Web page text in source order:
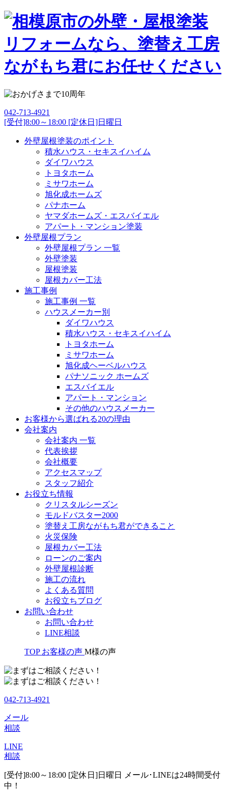
042-713-4921
[受付]8:00～18:00 [定休日]日曜日
外壁屋根塗装のポイント
積水ハウス・セキスイハイム
ダイワハウス
トヨタホーム
ミサワホーム
旭化成ホームズ
パナホーム
ヤマダホームズ・エスバイエル
アパート・マンション塗装
外壁屋根プラン
外壁屋根プラン 一覧
外壁塗装
屋根塗装
屋根カバー工法
施工事例
施工事例 一覧
ハウスメーカー別
ダイワハウス
積水ハウス・セキスイハイム
トヨタホーム
ミサワホーム
旭化成ヘーベルハウス
パナソニック ホームズ
エスバイエル
アパート・マンション
その他のハウスメーカー
お客様から選ばれる20の理由
会社案内
会社案内 一覧
代表挨拶
会社概要
アクセスマップ
スタッフ紹介
お役立ち情報
クリスタルシーズン
モルドバスター2000
塗替え工房ながもち君ができること
火災保険
屋根カバー工法
ローンのご案内
外壁屋根診断
施工の流れ
よくある質問
お役立ちブログ
お問い合わせ
お問い合わせ
LINE相談
TOP お客様の声 M様の声
042-713-4921
メール
相談
LINE
相談
[受付]8:00～18:00 [定休日]日曜日
メール･LINEは24時間受付
中！